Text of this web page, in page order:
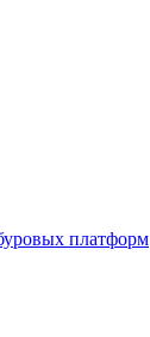
платформ